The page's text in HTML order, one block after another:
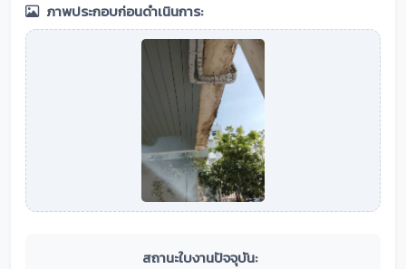
ภาพประกอบก่อนดำเนินการ:
สถานะใบงานปัจจุบัน: